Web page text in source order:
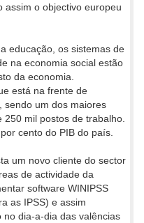
assim o objectivo europeu
educação, os sistemas de
na economia social estão
da economia.
está na frente de
sendo um dos maiores
mil postos de trabalho.
cento do PIB do país.
um novo cliente do sector
de actividade da
software WINIPSS
as IPSS) e assim
dia-a-dia das valências